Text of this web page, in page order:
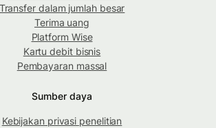
Transfer dalam jumlah besar
Terima uang
Platform Wise
Kartu debit bisnis
Pembayaran massal
Sumber daya
Kebijakan privasi penelitian